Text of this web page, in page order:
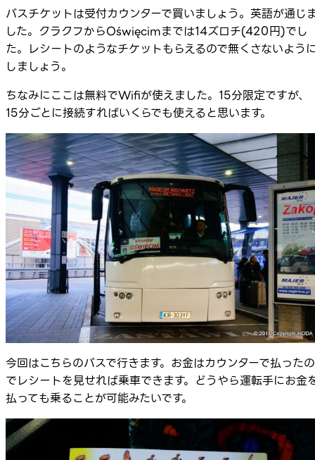
バスチケットは受付カウンターで買いましょう。英語が通じ
した。クラクフからOświęcimまでは14ズロチ(420円)でし
た。レシートのようなチケットもらえるので無くさないよう
しましょう。
ちなみにここは無料でWifiが使えました。15分限定ですが、
15分ごとに接続すればいくらでも使えると思います。
今回はこちらのバスで行きます。お金はカウンターで払ったの
でレシートを見せれば乗車できます。どうやら運転手にお金
払っても乗ることが可能みたいです。